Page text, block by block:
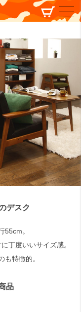
デスク
55cm。
丁度いいサイズ感。
も特徴的。
品